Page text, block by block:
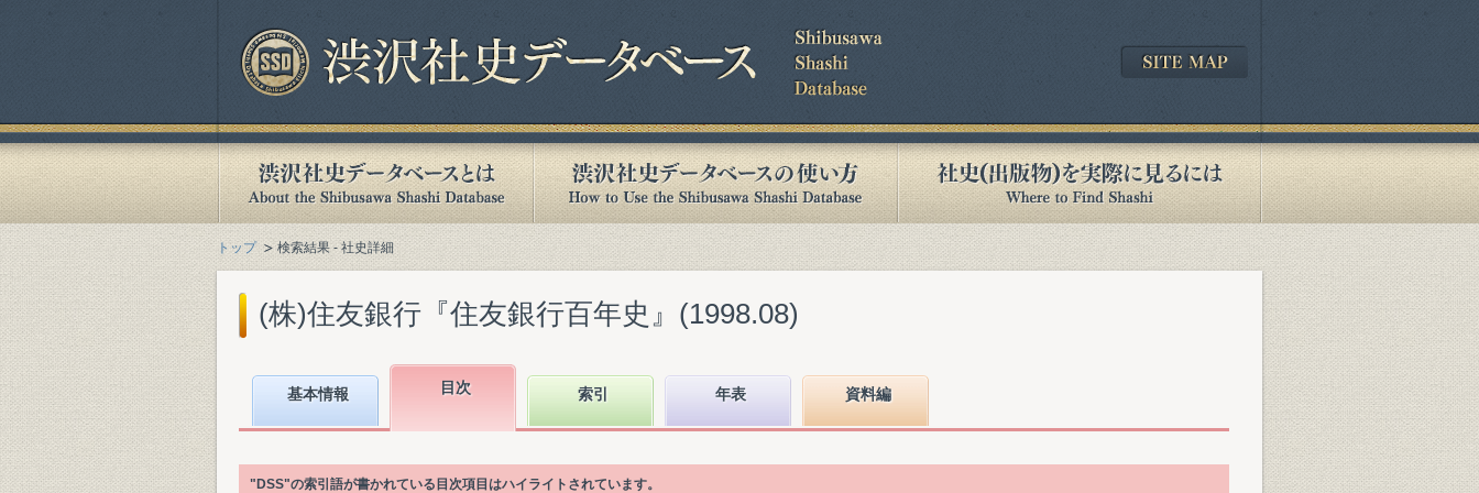
トップ 検索結果 - 社史詳細
(株)住友銀行『住友銀行百年史』(1998.08)
基本情報 目次 索引 年表 資料編
"DSS"の索引語が書かれている目次項目はハイライトされています。